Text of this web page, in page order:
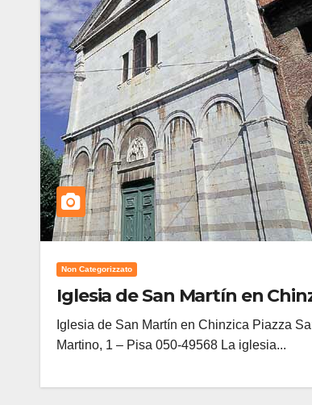
Non Categorizzato
Iglesia de San Martín en
Iglesia de San Martín en Chinzica Piazza
Martino, 1 – Pisa 050-49568 La iglesia...